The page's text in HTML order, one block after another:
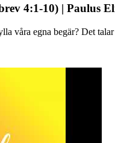
4:1-10) | Paulus
våra egna begär? Det